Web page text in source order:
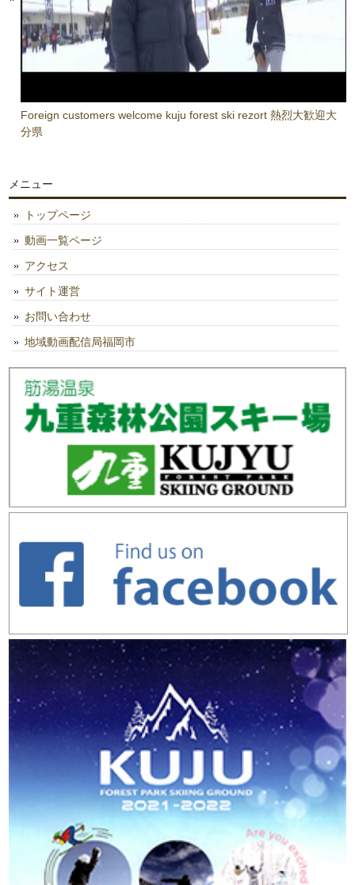
Foreign customers welcome kuju forest ski rezort 熱烈大歓迎大
分県
メニュー
トップページ
動画一覧ページ
アクセス
サイト運営
お問い合わせ
地域動画配信局福岡市